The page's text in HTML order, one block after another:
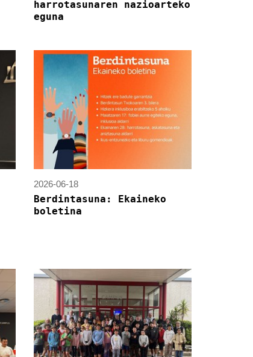
harrotasunaren nazioarteko
eguna
2026-06-18
Berdintasuna: Ekaineko
boletina